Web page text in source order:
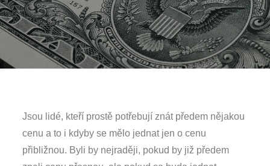
Jsou lidé, kteří prostě potřebují znát předem nějakou
cenu a to i kdyby se mělo jednat jen o cenu
přibližnou. Byli by nejraději, pokud by již předem